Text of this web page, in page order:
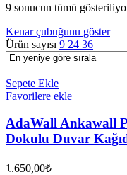
9 sonucun tümü
Kenar çubuğunu göster
Ürün sayısı 9 24 36
Sepete Ekle
Favorilere ekle
AdaWall Ankawall
Dokulu Duvar
1.650,00₺